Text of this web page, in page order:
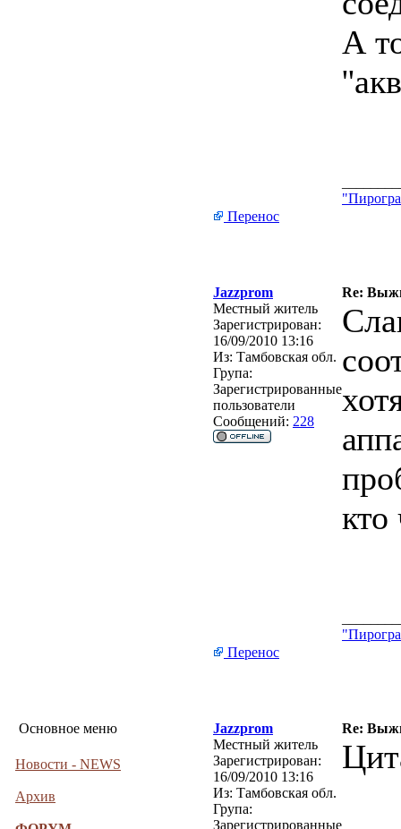
Основное меню
Новости - NEWS
Архив
А
Перенос
Jazzprom
Re:
Местный житель
Зарегистрирован:
16/09/2010 13:16
Из: Тамбовская обл.
Група:
Зарегистрированные
пользователи
Сообщений: 228
Перенос
Jazzprom
Re:
Местный житель
Зарегистрирован:
16/09/2010 13:16
Из: Тамбовская обл.
Група:
Зарегистрированные